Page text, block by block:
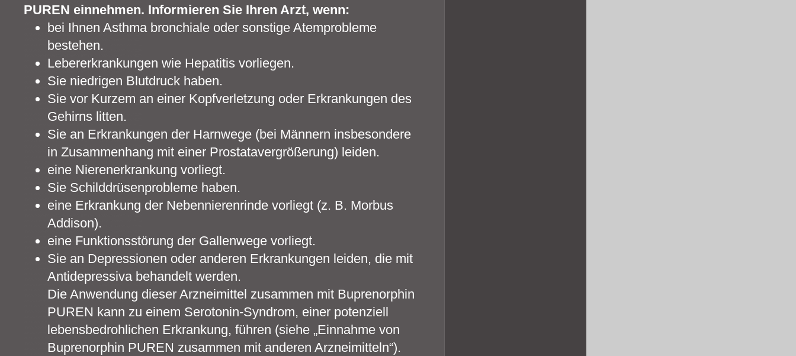
PUREN einnehmen. Informieren Sie Ihren Arzt, wenn:
bei Ihnen Asthma bronchiale oder sonstige Atemprobleme
bestehen.
Lebererkrankungen wie Hepatitis vorliegen.
Sie niedrigen Blutdruck haben.
Sie vor Kurzem an einer Kopfverletzung oder Erkrankungen des
Gehirns litten.
Sie an Erkrankungen der Harnwege (bei Männern insbesondere
in Zusammenhang mit einer Prostatavergrößerung) leiden.
eine Nierenerkrankung vorliegt.
Sie Schilddrüsenprobleme haben.
eine Erkrankung der Nebennierenrinde vorliegt (z. B. Morbus
Addison).
eine Funktionsstörung der Gallenwege vorliegt.
Sie an Depressionen oder anderen Erkrankungen leiden, die mit
Antidepressiva behandelt werden.
Die Anwendung dieser Arzneimittel zusammen mit Buprenorphin
PUREN kann zu einem Serotonin-Syndrom, einer potenziell
lebensbedrohlichen Erkrankung, führen (siehe „Einnahme von
Buprenorphin PUREN zusammen mit anderen Arzneimitteln“).